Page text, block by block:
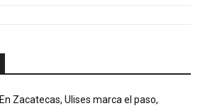
En Zacatecas, Ulises marca el paso,